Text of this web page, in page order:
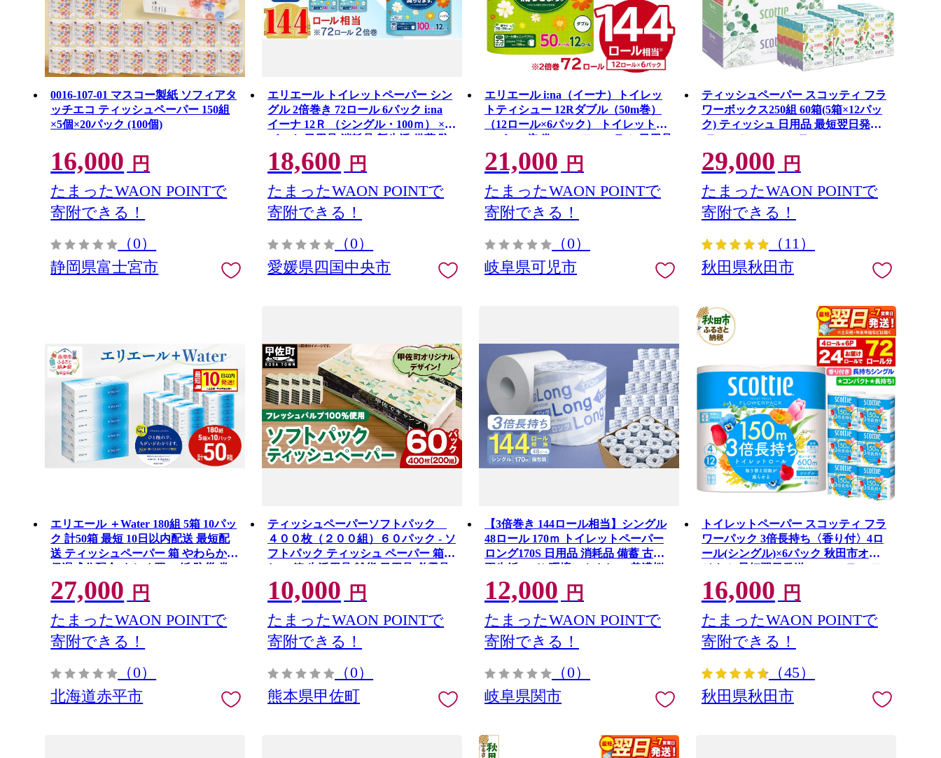
0016-107-01 マスコー製紙 ソフィアタ
ッチエコ ティッシュペーパー 150組
×5個×20パック (100個)
16,000 円
たまったWAON POINTで
寄附できる！
（0）
静岡県富士宮市
エリエール トイレットペーパー シン
グル 2倍巻き 72ロール 6パック i:na
イーナ 12Ｒ （シングル・100ｍ） × 6
パック 日用品 消耗品 新生活 備蓄 防
災 愛媛県 四国中央市
18,600 円
たまったWAON POINTで
寄附できる！
（0）
愛媛県四国中央市
エリエール i:na（イーナ）トイレッ
トティシュー 12Rダブル（50m巻）
（12ロール×6パック） トイレットペ
ーパー 2倍 巻 エコ フローラル 日用品
トイレ 香り付き 新生活 備蓄 防災 消
耗品 生活雑貨 生活用品 コンパクト
パルプ100％ 岐阜県 可児市 0095-006
21,000 円
たまったWAON POINTで
寄附できる！
（0）
岐阜県可児市
ティッシュペーパー スコッティ フラ
ワーボックス250組 60箱(5箱×12パッ
ク) ティッシュ 日用品 最短翌日発送
[ティッシュ スコッティ(SCOTTIE)
スコッティティシュー] 秋田県秋田市
29,000 円
たまったWAON POINTで
寄附できる！
（11）
秋田県秋田市
エリエール ＋Water 180組 5箱 10パッ
ク 計50箱 最短 10日以内配送 最短配
送 ティッシュペーパー 箱 やわらか
保湿成分配合 まとめ買い 紙 防災 常
備品 備蓄品 消耗品 備蓄 日用品 生活
必需品 北海道 赤平市
27,000 円
たまったWAON POINTで
寄附できる！
（0）
北海道赤平市
ティッシュペーパーソフトパック
４００枚（２００組）６０パック - ソ
フトパック ティッシュ ペーパー 箱無
し 60箱 生活用品 雑貨 日用品 必需品
紙 常備品 まとめ買い 備蓄 防災 スト
ック 熊本県 甲佐町【ZC】【価格改
定XB】
10,000 円
たまったWAON POINTで
寄附できる！
（0）
熊本県甲佐町
【3倍巻き 144ロール相当】シングル
48ロール 170ｍ トイレットペーパー
ロング170S 日用品 消耗品 備蓄 古紙
再生紙100％ 環境にやさしい 美濃桜
製紙 防災 エコ 生活用品 3倍巻 交換
頻度 長持ち 個包装 芯あり ミシン目
なし エンボスなし
12,000 円
たまったWAON POINTで
寄附できる！
（0）
岐阜県関市
トイレットペーパー スコッティ フラ
ワーパック 3倍長持ち〈香り付〉4ロ
ール(シングル)×6パック 秋田市オリ
ジナル 最短翌日発送 [スコッティ フ
ラワーパック トイレットペーパー 日
本製紙クレシア 新生活] 秋田県秋田市
16,000 円
たまったWAON POINTで
寄附できる！
（45）
秋田県秋田市